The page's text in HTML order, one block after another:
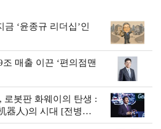
‘윤종규 리더십’인
매출 이끈 ‘편의점맨
로봇판 화웨이의 탄생 :
器人)의 시대 [전병서
트⑬]